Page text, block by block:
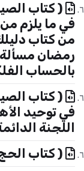
( كتاب
في ما يلزم
من كتاب
رمضان
بالحساب
( كتاب
في توحيد
اللجنة
( كتاب